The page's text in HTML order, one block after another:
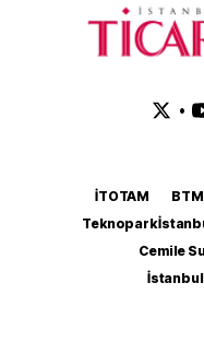
•
İTOTAM BTM
Teknopark
Cemile